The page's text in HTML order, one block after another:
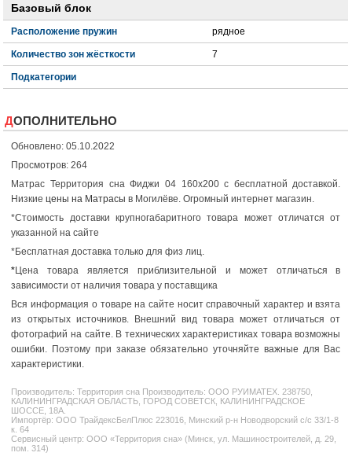
Базовый блок
Расположение пружин рядное
Количество зон жёсткости 7
Подкатегории
ДОПОЛНИТЕЛЬНО
Обновлено: 05.10.2022
Просмотров: 264
Матрас Территория сна Фиджи 04 160x200 с бесплатной доставкой.
Низкиецены на Матрасы в Могилёве. Огромный интернет магазин.
*Стоимость доставки крупногабаритного товара может отличатся от
указанной на сайте
*Бесплатная доставка только для физ лиц.
*Цена товара является приблизительной и может отличаться в
зависимости от наличия товара у поставщика
Вся информация о товаре на сайте носит справочный характер и взята
из открытых источников. Внешний вид товара может отличаться от
фотографий на сайте. В технических характеристиках товара возможны
ошибки. Поэтому при заказе обязательно уточняйте важные для Вас
характеристики.
Производитель:Территория сна Производитель: ООО РУИМАТЕХ. 238750,
КАЛИНИНГРАДСКАЯ ОБЛАСТЬ, ГОРОД СОВЕТСК, КАЛИНИНГРАДСКОЕ
ШОССЕ, 18А.
Импортёр: ООО ТрайдексБелПлюс 223016, Минский р-н Новодворский с/с 33/1-8
к. 64
Сервисный центр: ООО «Территория сна» (Минск, ул. Машиностроителей, д. 29,
пом. 314)